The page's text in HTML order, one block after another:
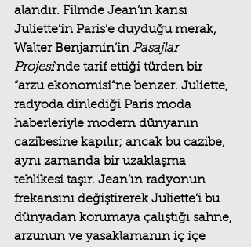
alandır. Filmde Jean’ın karısı
Juliette’in Paris’e duyduğu merak,
Walter Benjamin’in Pasajlar
Projesi’nde tarif ettiği türden bir
“arzu ekonomisi”ne benzer. Juliette,
radyoda dinlediği Paris moda
haberleriyle modern dünyanın
cazibesine kapılır; ancak bu cazibe,
aynı zamanda bir uzaklaşma
tehlikesi taşır. Jean’ın radyonun
frekansını değiştirerek Juliette’i bu
dünyadan korumaya çalıştığı sahne,
arzunun ve yasaklamanın iç içe